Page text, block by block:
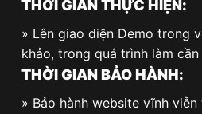
THỜI GIAN THỰC HIỆN:
» Lên giao diện Demo trong
khảo, trong quá trình làm
THỜI GIAN BẢO HÀNH:
» Bảo hành website vĩnh